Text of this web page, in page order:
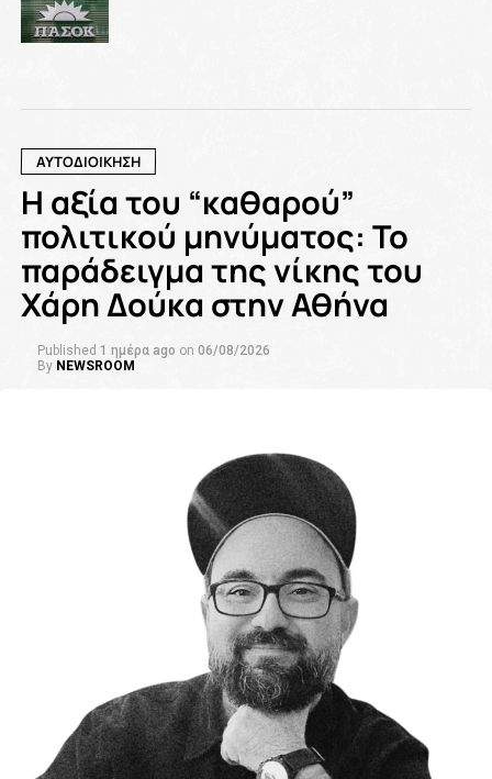
ΑΥΤΟΔΙΟΙΚΗΣΗ
Η αξία του “καθαρού”
πολιτικού μηνύματος: Το
παράδειγμα της νίκης του
Χάρη Δούκα στην Αθήνα
Published 1 ημέρα ago on 06/08/2026
By NEWSROOM